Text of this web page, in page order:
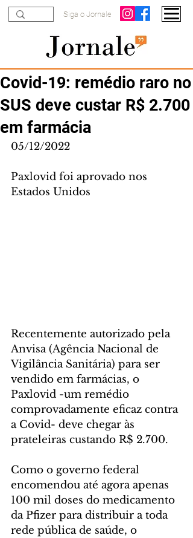
Siga o Jornale
Covid-19: remédio raro no
SUS deve custar R$ 2.700
em farmácia
05/12/2022
Paxlovid foi aprovado nos
Estados Unidos
Recentemente autorizado pela
Anvisa (Agência Nacional de
Vigilância Sanitária) para ser
vendido em farmácias, o
Paxlovid -um remédio
comprovadamente eficaz contra
a Covid- deve chegar às
prateleiras custando R$ 2.700.
Como o governo federal
encomendou até agora apenas
100 mil doses do medicamento
da Pfizer para distribuir a toda
rede pública de saúde, o